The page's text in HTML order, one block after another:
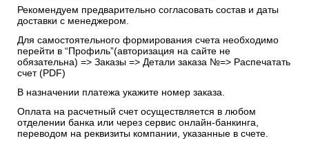
Рекомендуем предварительно согласовать состав и даты
доставки с менеджером.
Для самостоятельного формирования счета необходимо
перейти в “Профиль”(авторизация на сайте не
обязательна) => Заказы => Детали заказа №=> Распечатать
счет (PDF)
В назначении платежа укажите номер заказа.
Оплата на расчетный счет осуществляется в любом
отделении банка или через сервис онлайн-банкинга,
переводом на реквизиты компании, указанные в счете.